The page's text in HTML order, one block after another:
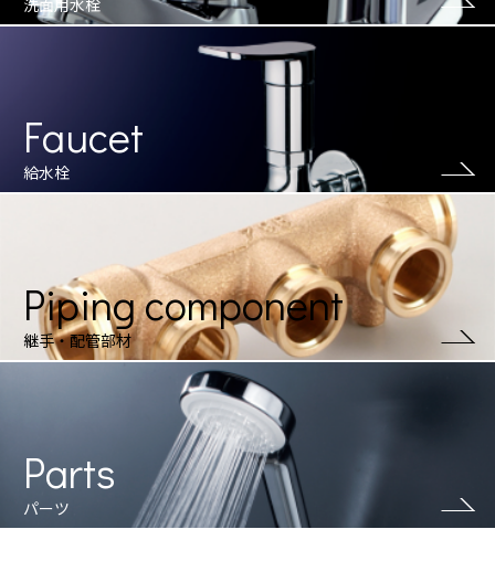
洗面用水栓
Faucet
給水栓
Piping component
継手・配管部材
Parts
パーツ